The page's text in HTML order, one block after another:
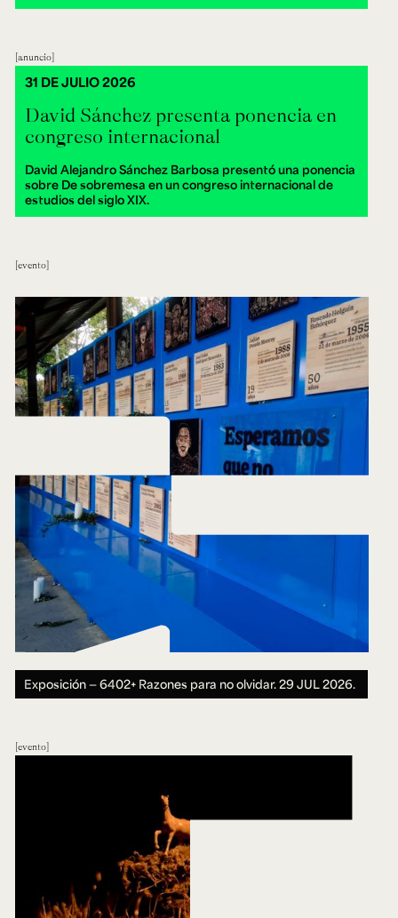
anuncio
David Sánchez presenta ponencia en
congreso internacional
David Alejandro Sánchez Barbosa presentó una ponencia
sobre De sobremesa en un congreso internacional de
estudios del siglo XIX.
31 DE JULIO 2026
evento
Exposición — 6402+ Razones para no olvidar.29 JUL 2026.
evento